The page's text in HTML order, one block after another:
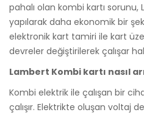
pahalı olan kombi kartı
yapılarak daha ekonomik bir
elektronik kart tamiri ile kart
devreler değiştirilerek çalışar
Lambert Kombi kartı nasıl
Kombi elektrik ile çalışan bir
çalışır. Elektrikte oluşan voltaj